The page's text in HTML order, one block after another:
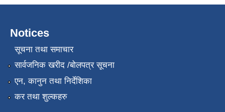
Notices
सूचना तथा समाचार
सार्वजनिक खरीद /बोलपत्र सूचना
एन, कानुन तथा निर्देशिका
कर तथा शुल्कहरु